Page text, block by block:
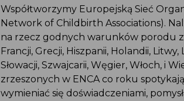
Współtworzymy Europejską Sieć
Network of Childbirth Associations).
na rzecz godnych warunków porodu z
Francji, Grecji, Hiszpanii, Holandii,
Słowacji, Szwajcarii, Węgier, Włoch, i
zrzeszonych w ENCA co roku
wymieniać się doświadczeniami,